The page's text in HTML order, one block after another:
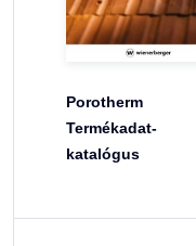
Porotherm
Termékadat-
katalógus